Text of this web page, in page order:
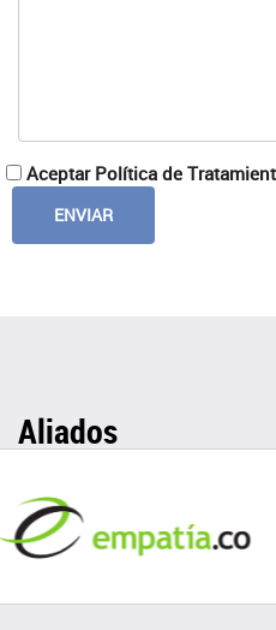
Aceptar Política de
Aliados